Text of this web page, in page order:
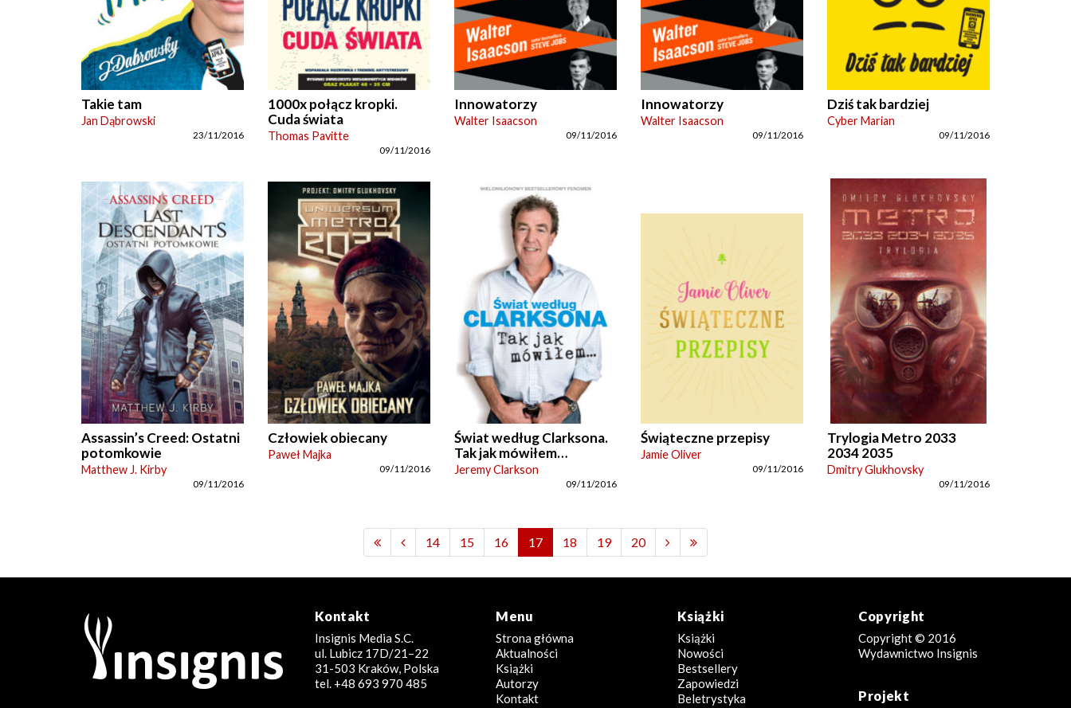
Takie tam
Jan Dąbrowski
23/11/2016
1000x połącz kropki.
Cuda świata
Thomas Pavitte
09/11/2016
Innowatorzy
Walter Isaacson
09/11/2016
Innowatorzy
Walter Isaacson
09/11/2016
Dziś tak bardziej
Cyber Marian
09/11/2016
Assassin’s Creed: Ostatni
potomkowie
Matthew J. Kirby
09/11/2016
Człowiek obiecany
Paweł Majka
09/11/2016
Świat według Clarksona.
Tak jak mówiłem…
Jeremy Clarkson
09/11/2016
Świąteczne przepisy
Jamie Oliver
09/11/2016
Trylogia Metro 2033
2034 2035
Dmitry Glukhovsky
09/11/2016
14 15 16 17 18 19 20
Kontakt
Insignis Media S.C.
ul. Lubicz 17D/21–22
31-503 Kraków, Polska
tel. +48 693 970 485
Menu
Strona główna
Aktualności
Książki
Autorzy
Kontakt
Książki
Książki
Nowości
Bestsellery
Zapowiedzi
Beletrystyka
Copyright
Copyright © 2016
Wydawnictwo Insignis
Projekt